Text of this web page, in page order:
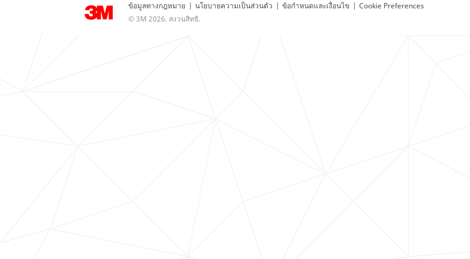
ข้อมูลทางกฎหมาย | นโยบายความเป็นส่วนตัว | ข้อกำหนดและเงื่อนไข | Cookie Preferences
© 3M 2026. สงวนสิทธิ.